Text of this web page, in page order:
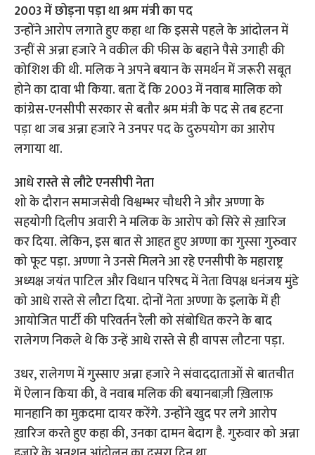
2003 में छोड़ना पड़ा था श्रम मंत्री का पद
उन्होंने आरोप लगाते हुए कहा था कि इससे पहले के आंदोलन में
उन्हीं से अन्ना हजारे ने वकील की फीस के बहाने पैसे उगाही की
कोशिश की थी. मलिक ने अपने बयान के समर्थन में जरूरी सबूत
होने का दावा भी किया. बता दें कि 2003 में नवाब मालिक को
कांग्रेस-एनसीपी सरकार से बतौर श्रम मंत्री के पद से तब हटना
पड़ा था जब अन्ना हजारे ने उनपर पद के दुरुपयोग का आरोप
लगाया था.
आधे रास्ते से लौटे एनसीपी नेता
शो के दौरान समाजसेवी विश्वम्भर चौधरी ने और अण्णा के
सहयोगी दिलीप अवारी ने मलिक के आरोप को सिरे से ख़ारिज
कर दिया. लेकिन, इस बात से आहत हुए अण्णा का गुस्सा गुरुवार
को फूट पड़ा. अण्णा ने उनसे मिलने आ रहे एनसीपी के महाराष्ट्र
अध्यक्ष जयंत पाटिल और विधान परिषद में नेता विपक्ष धनंजय मुंडे
को आधे रास्ते से लौटा दिया. दोनों नेता अण्णा के इलाके में ही
आयोजित पार्टी की परिवर्तन रैली को संबोधित करने के बाद
रालेगण निकले थे कि उन्हें आधे रास्ते से ही वापस लौटना पड़ा.
उधर, रालेगण में गुस्साए अन्ना हजारे ने संवाददाताओं से बातचीत
में ऐलान किया की, वे नवाब मलिक की बयानबाज़ी ख़िलाफ़
मानहानि का मुक़दमा दायर करेंगे. उन्होंने खुद पर लगे आरोप
ख़ारिज करते हुए कहा की, उनका दामन बेदाग है. गुरुवार को अन्ना